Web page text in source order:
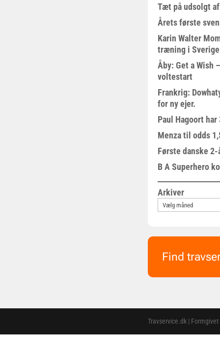
Tæt på udsolgt
Årets første
Karin Walter
træning i Sverige
Åby: Get a Wish
voltestart
Frankrig:
for ny ejer.
Paul Hagoort
Menza til odds
Første danske
B A Superhero
Arkiver
Find
Travservice.dk |